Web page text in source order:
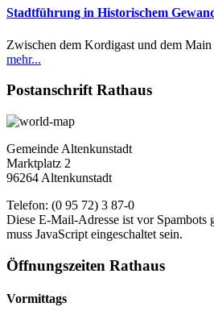
Stadtführung in Historischem
Zwischen dem Kordigast und dem
mehr...
Postanschrift Rathaus
Gemeinde Altenkunstadt
Marktplatz 2
96264 Altenkunstadt
Telefon: (0 95 72) 3 87-0
Diese E-Mail-Adresse ist vor Spambots
muss JavaScript eingeschaltet sein.
Öffnungszeiten Rathaus
Vormittags